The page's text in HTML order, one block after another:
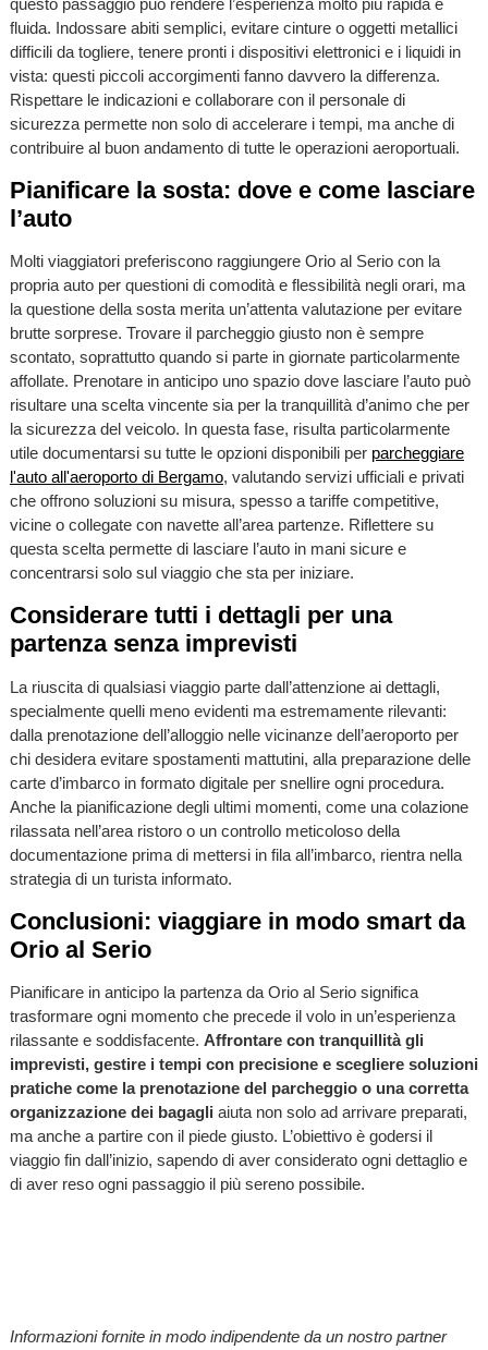
fluida. Indossare abiti semplici, evitare cinture o oggetti metallici
difficili da togliere, tenere pronti i dispositivi elettronici e i liquidi in
vista: questi piccoli accorgimenti fanno davvero la differenza.
Rispettare le indicazioni e collaborare con il personale di
sicurezza permette non solo di accelerare i tempi, ma anche di
contribuire al buon andamento di tutte le operazioni aeroportuali.
Pianificare la sosta: dove e come lasciare
l’auto
Molti viaggiatori preferiscono raggiungere Orio al Serio con la
propria auto per questioni di comodità e flessibilità negli orari, ma
la questione della sosta merita un’attenta valutazione per evitare
brutte sorprese. Trovare il parcheggio giusto non è sempre
scontato, soprattutto quando si parte in giornate particolarmente
affollate. Prenotare in anticipo uno spazio dove lasciare l’auto può
risultare una scelta vincente sia per la tranquillità d’animo che per
la sicurezza del veicolo. In questa fase, risulta particolarmente
utile documentarsi su tutte le opzioni disponibili per parcheggiare
l'auto all'aeroporto di Bergamo, valutando servizi ufficiali e privati
che offrono soluzioni su misura, spesso a tariffe competitive,
vicine o collegate con navette all’area partenze. Riflettere su
questa scelta permette di lasciare l’auto in mani sicure e
concentrarsi solo sul viaggio che sta per iniziare.
Considerare tutti i dettagli per una
partenza senza imprevisti
La riuscita di qualsiasi viaggio parte dall’attenzione ai dettagli,
specialmente quelli meno evidenti ma estremamente rilevanti:
dalla prenotazione dell’alloggio nelle vicinanze dell’aeroporto per
chi desidera evitare spostamenti mattutini, alla preparazione delle
carte d’imbarco in formato digitale per snellire ogni procedura.
Anche la pianificazione degli ultimi momenti, come una colazione
rilassata nell’area ristoro o un controllo meticoloso della
documentazione prima di mettersi in fila all’imbarco, rientra nella
strategia di un turista informato.
Conclusioni: viaggiare in modo smart da
Orio al Serio
Pianificare in anticipo la partenza da Orio al Serio significa
trasformare ogni momento che precede il volo in un’esperienza
rilassante e soddisfacente. Affrontare con tranquillità gli
imprevisti, gestire i tempi con precisione e scegliere soluzioni
pratiche come la prenotazione del parcheggio o una corretta
organizzazione dei bagagli aiuta non solo ad arrivare preparati,
ma anche a partire con il piede giusto. L’obiettivo è godersi il
viaggio fin dall’inizio, sapendo di aver considerato ogni dettaglio e
di aver reso ogni passaggio il più sereno possibile.
Informazioni fornite in modo indipendente da un nostro partner